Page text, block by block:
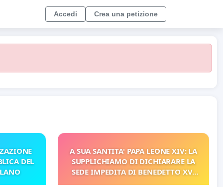
Accedi Crea una petizione
DEL
A SUA SANTITA' PAPA LEONE XIV: LA
SUPPLICHIAMO DI DICHIARARE LA
SEDE IMPEDITA DI BENEDETTO XVI